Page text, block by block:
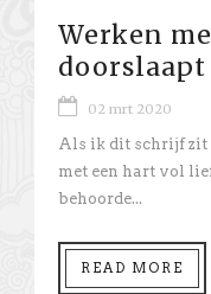
Werken
doorslaapt
02 mrt 2020
Als ik dit schrijf zit
met een hart vol
behoorde...
READ MORE